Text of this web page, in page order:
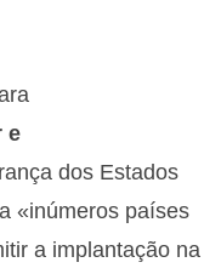
e
dos Estados
«inúmeros países
a implantação na